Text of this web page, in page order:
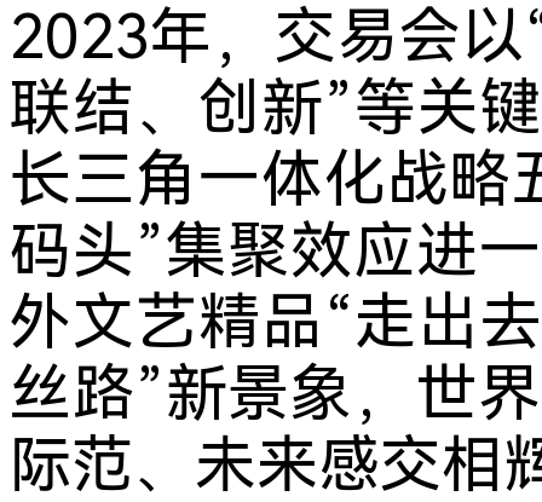
2023年，交易会
联结、创新”等关
长三角一体化战略
码头”集聚效应进
外文艺精品“走出
丝路”新景象，世
际范、未来感交相